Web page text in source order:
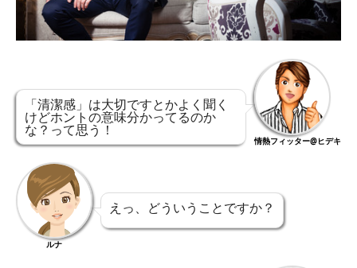
「清潔感」は大切ですとかよく聞く
けどホントの意味分かってるのか
な？って思う！
情熱フィッター@ヒデキ
ルナ
えっ、どういうことですか？